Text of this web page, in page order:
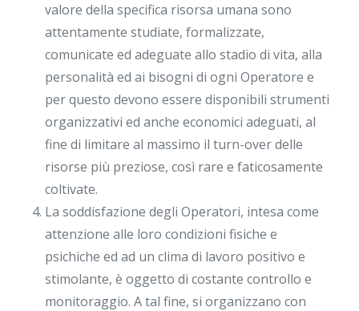
valore della specifica risorsa umana sono
attentamente studiate, formalizzate,
comunicate ed adeguate allo stadio di vita, alla
personalità ed ai bisogni di ogni Operatore e
per questo devono essere disponibili strumenti
organizzativi ed anche economici adeguati, al
fine di limitare al massimo il turn-over delle
risorse più preziose, così rare e faticosamente
coltivate.
La soddisfazione degli Operatori, intesa come
attenzione alle loro condizioni fisiche e
psichiche ed ad un clima di lavoro positivo e
stimolante, è oggetto di costante controllo e
monitoraggio. A tal fine, si organizzano con